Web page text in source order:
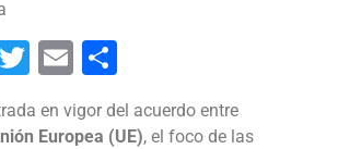
LinkedIn
TwitterEmail
en vigor del acuerdo entre
Europea (UE), el foco de las